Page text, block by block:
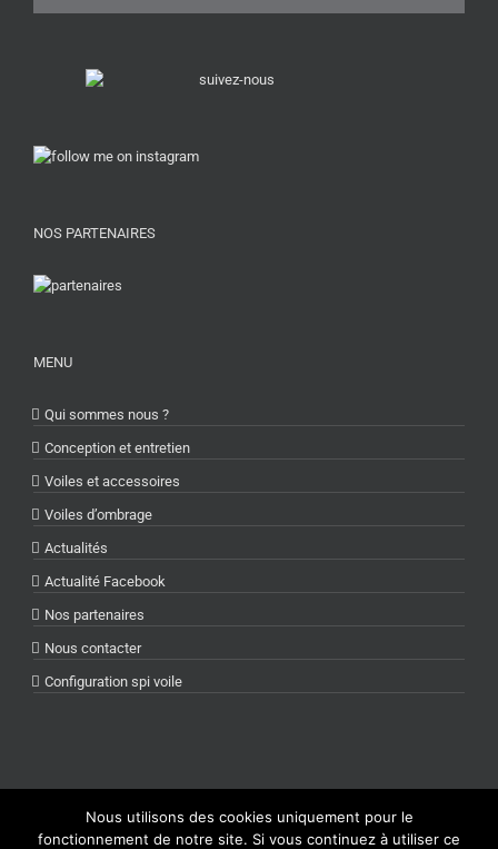
NOS PARTENAIRES
MENU
Qui sommes nous ?
Conception et entretien
Voiles et accessoires
Voiles d’ombrage
Actualités
Actualité Facebook
Nos partenaires
Nous contacter
Configuration spi voile
Copyright X Voiles La Baule | Tous droits réservés |Mentions légales
Réalisation et conception PCNET Informatique La Baule
Nous utilisons des cookies uniquement pour le
fonctionnement de notre site. Si vous continuez à utiliser ce